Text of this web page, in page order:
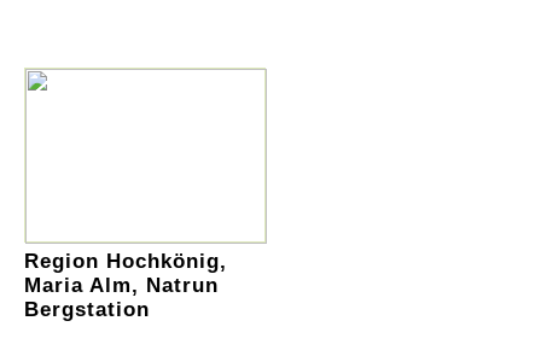
Region Hochkönig,
Maria Alm, Natrun
Bergstation